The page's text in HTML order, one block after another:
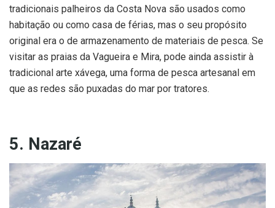
tradicionais palheiros da Costa Nova são usados como
habitação ou como casa de férias, mas o seu propósito
original era o de armazenamento de materiais de pesca. Se
visitar as praias da Vagueira e Mira, pode ainda assistir à
tradicional arte xávega, uma forma de pesca artesanal em
que as redes são puxadas do mar por tratores.
5. Nazaré